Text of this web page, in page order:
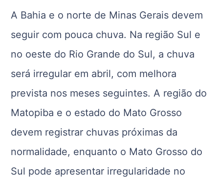
A Bahia e o norte de Minas Gerais devem
seguir com pouca chuva. Na região Sul e
no oeste do Rio Grande do Sul, a chuva
será irregular em abril, com melhora
prevista nos meses seguintes. A região do
Matopiba e o estado do Mato Grosso
devem registrar chuvas próximas da
normalidade, enquanto o Mato Grosso do
Sul pode apresentar irregularidade no